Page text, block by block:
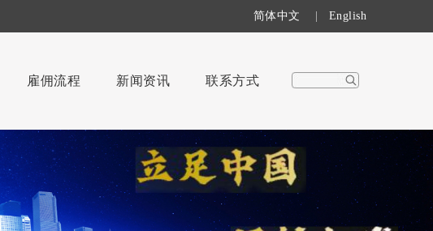
简体中文 English
雇佣流程 新闻资讯 联系方式